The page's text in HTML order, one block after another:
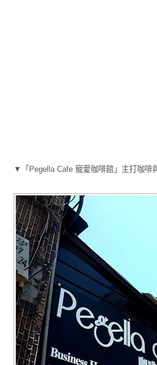
▼「Pegella Cafe 寵愛咖啡館」主打咖啡